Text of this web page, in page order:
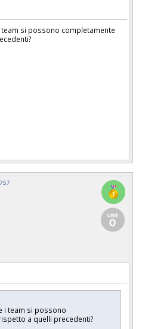
si possono completamente
i team si possono
a quelli precedenti?